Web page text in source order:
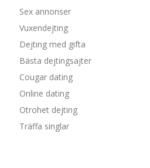
Sex annonser
Vuxendejting
Dejting med gifta
Bästa dejtingsajter
Cougar dating
Online dating
Otrohet dejting
Träffa singlar